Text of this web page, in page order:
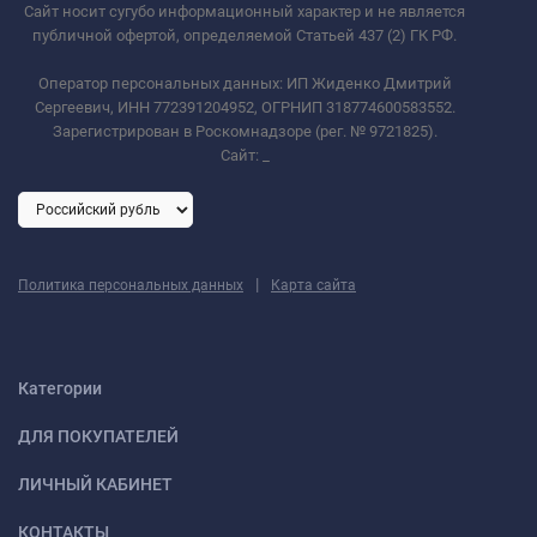
Сайт носит сугубо информационный характер и не является
публичной офертой, определяемой Статьей 437 (2) ГК РФ.
Оператор персональных данных: ИП Жиденко Дмитрий
Сергеевич, ИНН 772391204952, ОГРНИП 318774600583552.
Зарегистрирован в Роскомнадзоре (рег. № 9721825).
Сайт:
Политика персональных данных | Карта сайта
Категории
ДЛЯ ПОКУПАТЕЛЕЙ
ЛИЧНЫЙ КАБИНЕТ
КОНТАКТЫ